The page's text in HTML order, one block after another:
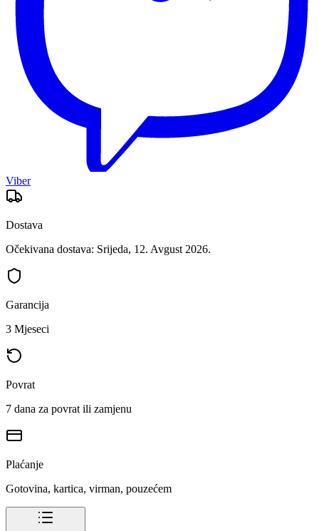
Viber
Dostava
Očekivana dostava: Srijeda, 12. Avgust 2026.
Garancija
3 Mjeseci
Povrat
7 dana za povrat ili zamjenu
Plaćanje
Gotovina, kartica, virman, pouzećem